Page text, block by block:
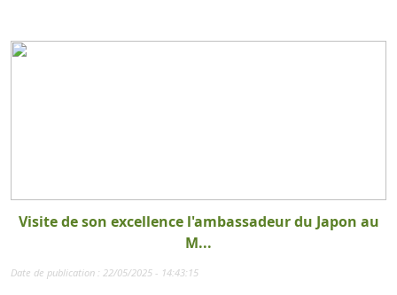
Visite de son excellence l'ambassadeur du Japon au
M...
Date de publication : 22/05/2025 - 14:43:15